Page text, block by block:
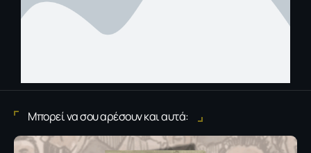
Μπορεί να σου αρέσουν και αυτά: